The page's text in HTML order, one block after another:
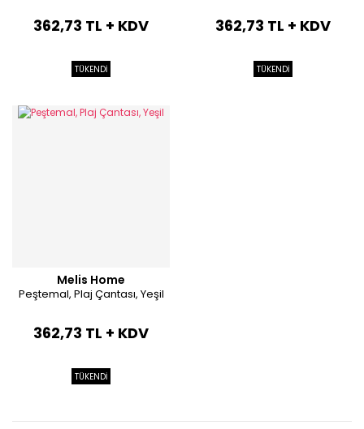
362,73 TL + KDV
TÜKENDİ
362,73 TL + KDV
TÜKENDİ
Melis Home
Peştemal, Plaj Çantası, Yeşil
362,73 TL + KDV
TÜKENDİ